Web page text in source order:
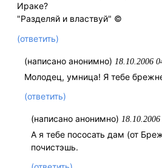
Ираке?
"Разделяй и властвуй" ©
(ответить)
(написано анонимно) 18.10.2006
Молодец, умница! Я тебе
(ответить)
(написано анонимно)
А я тебе пососать дам (от
почистэшь.